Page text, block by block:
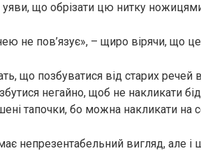
уяви, що обрізати цю нитку
не пов’язує», – щиро вірячи, що це
що позбуватися від старих
негайно, щоб не накликати
тапочки, бо можна накликати на
непрезентабельний вигляд, але і